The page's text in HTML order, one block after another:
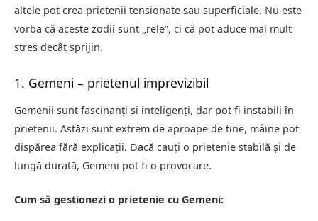
altele pot crea prietenii tensionate sau superficiale. Nu este
vorba că aceste zodii sunt „rele”, ci că pot aduce mai mult
stres decât sprijin.
1. Gemeni – prietenul imprevizibil
Gemenii sunt fascinanți și inteligenți, dar pot fi instabili în
prietenii. Astăzi sunt extrem de aproape de tine, mâine pot
dispărea fără explicații. Dacă cauți o prietenie stabilă și de
lungă durată, Gemeni pot fi o provocare.
Cum să gestionezi o prietenie cu Gemeni: